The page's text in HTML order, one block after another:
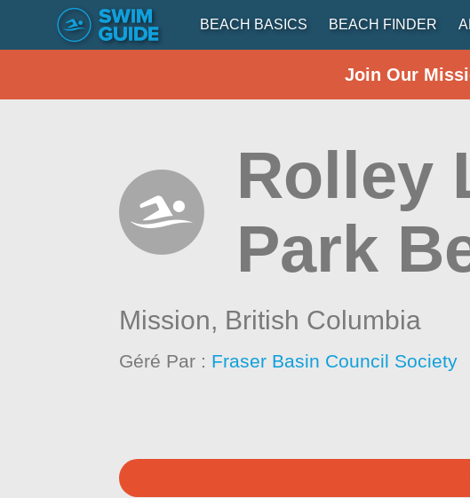
BEACH BASICS BEACH FINDER
Join Our
Rolley
Park
Mission, British Columbia
Géré Par : Fraser Basin Council Society